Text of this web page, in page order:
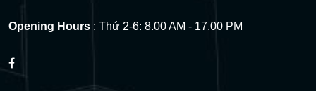
Opening Hours : Thứ 2-6: 8.00 AM - 17.00 PM